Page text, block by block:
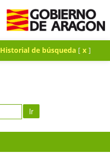
Historial de búsqueda[ x ]
Ir